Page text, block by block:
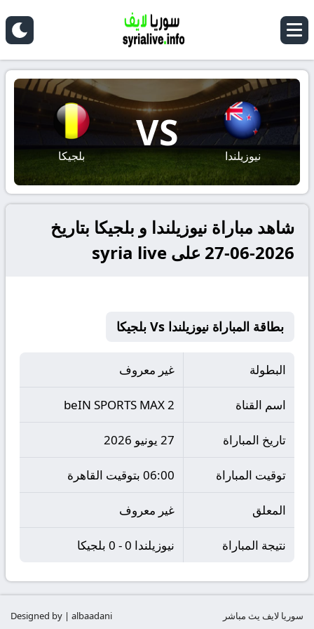
نيوزيلندا
VS
بلجيكا
شاهد مباراة نيوزيلندا و بلجيكا بتاريخ
2026-06-27 على syria live
بطاقة المباراة نيوزيلندا Vs بلجيكا
البطولة غير معروف
اسم القناة beIN SPORTS MAX 2
تاريخ المباراة 27 يونيو 2026
توقيت المباراة 06:00 بتوقيت القاهرة
المعلق غير معروف
نتيجة المباراة نيوزيلندا 0 - 0 بلجيكا
سوريا لايف يث مباشر Designed by | albaadani